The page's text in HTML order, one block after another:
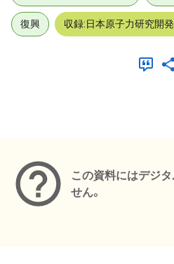
復興 収録:日本原子力研究開
この資料にはデジ
せん。